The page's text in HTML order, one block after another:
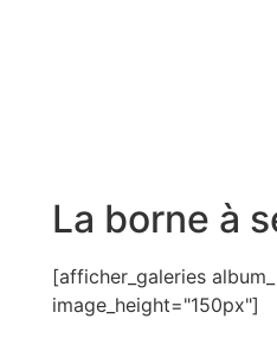
La borne à
[afficher_galeries
image_height="150px"]